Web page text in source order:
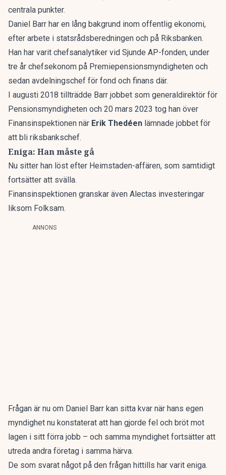
centrala punkter.
Daniel Barr har en lång bakgrund inom offentlig ekonomi,
efter arbete i statsrådsberedningen och på Riksbanken.
Han har varit chefsanalytiker vid Sjunde AP-fonden, under
tre år chefsekonom på Premiepensionsmyndigheten och
sedan avdelningschef för fond och finans där.
I augusti 2018 tillträdde Barr jobbet som generaldirektör för
Pensionsmyndigheten och 20 mars 2023 tog han över
Finansinspektionen när Erik Thedéen lämnade jobbet för
att bli riksbankschef.
Eniga: Han måste gå
Nu sitter han löst efter Heimstaden-affären, som samtidigt
fortsätter att svälla.
Finansinspektionen granskar även Alectas investeringar
liksom Folksam.
ANNONS
Frågan är nu om Daniel Barr kan sitta kvar när hans egen
myndighet nu konstaterat att han gjorde fel och bröt mot
lagen i sitt förra jobb – och samma myndighet fortsätter att
utreda andra företag i samma härva.
De som svarat något på den frågan hittills har varit eniga.